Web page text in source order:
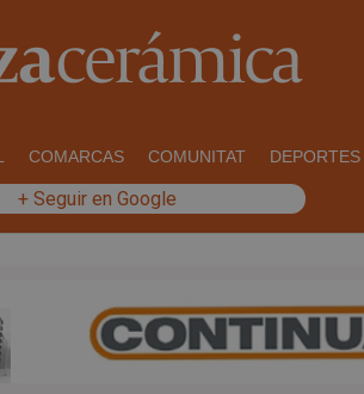
COMARCAS COMUNITAT DEPORTES
+ Seguir en Google